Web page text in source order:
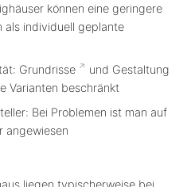
können eine geringere
als individuell geplante
Grundrisse
und Gestaltung
Varianten beschränkt
Bei Problemen ist man auf
angewiesen